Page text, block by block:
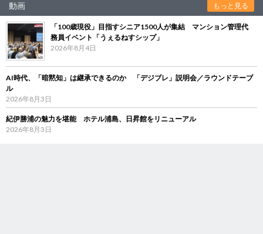
動画 もっと見る
「100歳現役」目指すシニア1500人が集結 マンション管理代
務員イベント「うぇるねすシップ」
2026年8月4日
AI時代、「暗黙知」は継承できるのか 「デジブレ」説明会／ラウンドテーブ
ル
2026年8月3日
紀伊勝浦の魅力を堪能 ホテル浦島、日昇館をリニューアル
2026年8月3日